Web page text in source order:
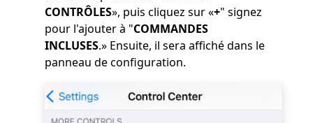
CONTRÔLES», puis cliquez sur «+" signez
pour l'ajouter à "COMMANDES
INCLUSES.» Ensuite, il sera affiché dans le
panneau de configuration.